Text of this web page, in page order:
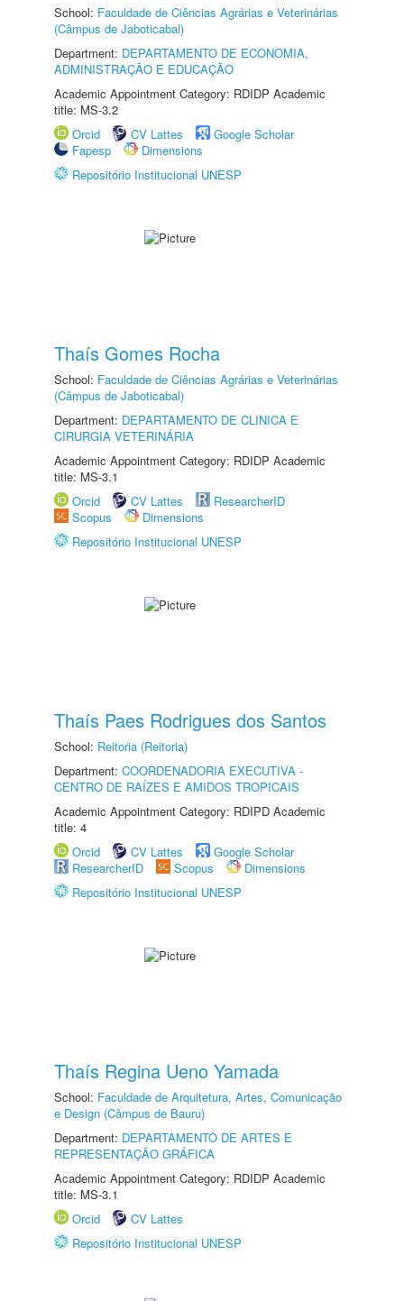
School: Faculdade de Ciências Agrárias e Veterinárias
(Câmpus de Jaboticabal)
Department: DEPARTAMENTO DE ECONOMIA,
ADMINISTRAÇÃO E EDUCAÇÃO
Academic Appointment Category: RDIDP Academic
title: MS-3.2
Orcid
CV Lattes
Google Scholar
Fapesp
Dimensions
Repositório Institucional UNESP
Thaís Gomes Rocha
School: Faculdade de Ciências Agrárias e Veterinárias
(Câmpus de Jaboticabal)
Department: DEPARTAMENTO DE CLINICA E
CIRURGIA VETERINÁRIA
Academic Appointment Category: RDIDP Academic
title: MS-3.1
Orcid
CV Lattes
ResearcherID
Scopus
Dimensions
Repositório Institucional UNESP
Thaís Paes Rodrigues dos Santos
School: Reitoria (Reitoria)
Department: COORDENADORIA EXECUTIVA -
CENTRO DE RAÍZES E AMIDOS TROPICAIS
Academic Appointment Category: RDIPD Academic
title: 4
Orcid
CV Lattes
Google Scholar
ResearcherID
Scopus
Dimensions
Repositório Institucional UNESP
Thaís Regina Ueno Yamada
School: Faculdade de Arquitetura, Artes, Comunicação
e Design (Câmpus de Bauru)
Department: DEPARTAMENTO DE ARTES E
REPRESENTAÇÃO GRÁFICA
Academic Appointment Category: RDIDP Academic
title: MS-3.1
Orcid
CV Lattes
Repositório Institucional UNESP